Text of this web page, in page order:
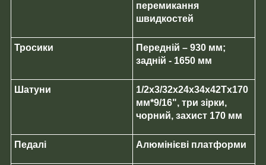
перемикання
швидкостей
Тросики
Передній – 930 мм;
задній - 1650 мм
Шатуни
1/2х3/32х24х34х42Tх170
мм*9/16", три зірки,
чорний, захист 170 мм
Педалі Алюмінієві платформи